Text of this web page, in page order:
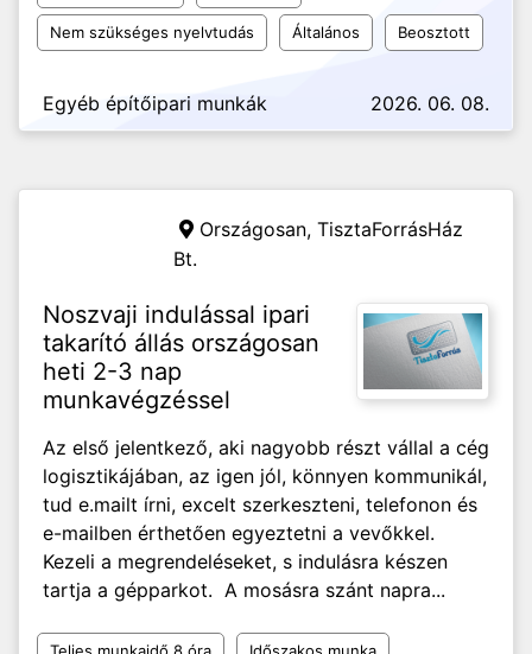
Nem szükséges nyelvtudás Általános Beosztott
Egyéb építőipari munkák 2026. 06. 08.
Országosan, TisztaForrásHáz
Bt.
Noszvaji indulással ipari
takarító állás országosan
heti 2-3 nap
munkavégzéssel
Az első jelentkező, aki nagyobb részt vállal a cég
logisztikájában, az igen jól, könnyen kommunikál,
tud e.mailt írni, excelt szerkeszteni, telefonon és
e-mailben érthetően egyeztetni a vevőkkel.
Kezeli a megrendeléseket, s indulásra készen
tartja a gépparkot. A mosásra szánt napra...